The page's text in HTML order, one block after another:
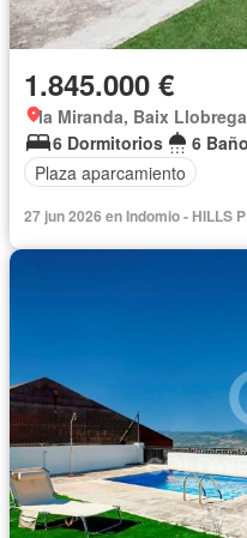
1.845.000 €
la Miranda, Baix
6 Dormitorios
6
Plaza aparcamiento
27 jun 2026 en Indomio - HILLS